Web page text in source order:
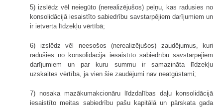
5) izslēdz vēl neiegūto (nerealizējušos) peļņu, kas radusies no
konsolidācijā iesais­tīto sabiedrību savstarpējiem darījumiem un
ir ietverta līdzekļu vērtībā;
6) izslēdz vēl neesošos (nerealizējušos) zaudējumus, kuri
radušies no konsolidācijā iesaistīto sabiedrību savstarpējiem
darījumiem un par kuru summu ir samazināta līdzekļu
uzskaites vērtība, ja vien šie zaudējumi nav neatgūstami;
7) nosaka mazākumakcionāru līdzdalības daļu konsolidācijā
iesaistīto meitas sabiedrību pašu kapitālā un pārskata gada